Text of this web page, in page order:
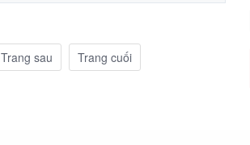
Trang sau Trang cuối